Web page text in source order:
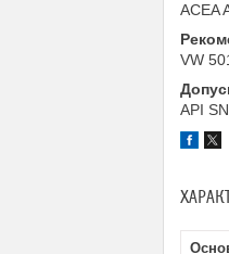
ACEA
VW
API